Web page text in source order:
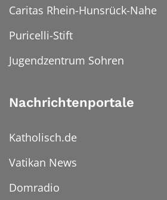
Caritas Rhein-Hunsrück-Nahe
Puricelli-Stift
Jugendzentrum Sohren
Nachrichtenportale
Katholisch.de
Vatikan News
Domradio